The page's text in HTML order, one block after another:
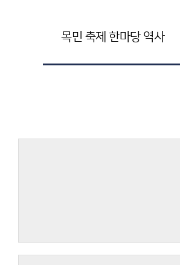
목민 축제 한마당 역사